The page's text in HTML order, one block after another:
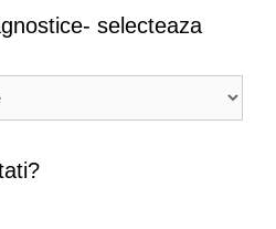
selecteaza